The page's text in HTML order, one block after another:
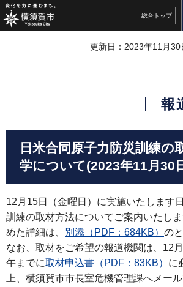
総合 トップ
更新日：2023年11月30
報
日米合同原子力防災訓練の
学について(2023年11月30
12月15日（金曜日）に実施いたします
訓練の取材方法についてご案内いたし
めた詳細は、
別添（PDF：684KB） の
なお、取材をご希望の報道機関は、12
午までに取材申込書（PDF：83KB） に
上、横須賀市市長室危機管理課へメー